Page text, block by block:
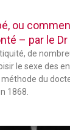
ou
– par le
de
le sexe des
méthode du
1868.